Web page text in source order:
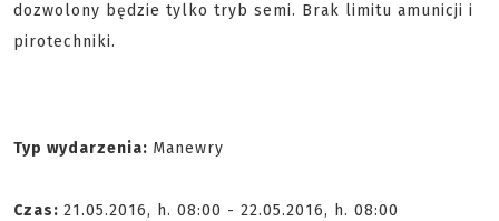
dozwolony będzie tylko tryb semi. Brak limitu amunicji i
pirotechniki.
Typ wydarzenia: Manewry
Czas: 21.05.2016, h. 08:00 - 22.05.2016, h. 08:00